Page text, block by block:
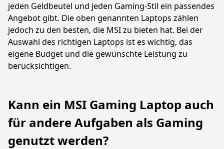
jeden Geldbeutel und jeden Gaming-Stil ein passendes
Angebot gibt. Die oben genannten Laptops zählen
jedoch zu den besten, die MSI zu bieten hat. Bei der
Auswahl des richtigen Laptops ist es wichtig, das
eigene Budget und die gewünschte Leistung zu
berücksichtigen.
Kann ein MSI Gaming Laptop auch
für andere Aufgaben als Gaming
genutzt werden?